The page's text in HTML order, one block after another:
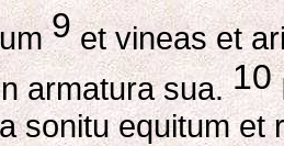
9et vineas et
armatura sua.10
sonitu equitum